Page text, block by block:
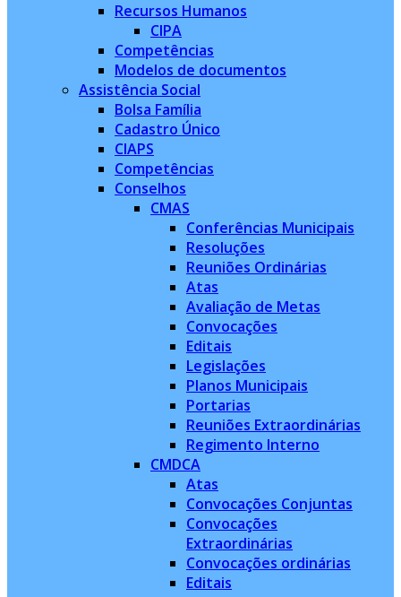
Recursos Humanos
CIPA
Competências
Modelos de documentos
Assistência Social
Bolsa Família
Cadastro Único
CIAPS
Competências
Conselhos
CMAS
Conferências Municipais
Resoluções
Reuniões Ordinárias
Atas
Avaliação de Metas
Convocações
Editais
Legislações
Planos Municipais
Portarias
Reuniões Extraordinárias
Regimento Interno
CMDCA
Atas
Convocações Conjuntas
Convocações
Extraordinárias
Convocações ordinárias
Editais